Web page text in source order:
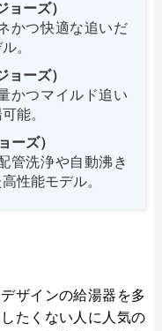
ーズ）
かつ快適な追いだ
。
ーズ）
かつマイルド追い
能。
ーズ）
管洗浄や自動沸き
性能モデル。
ザインの給湯器を多
たくない人に人気の